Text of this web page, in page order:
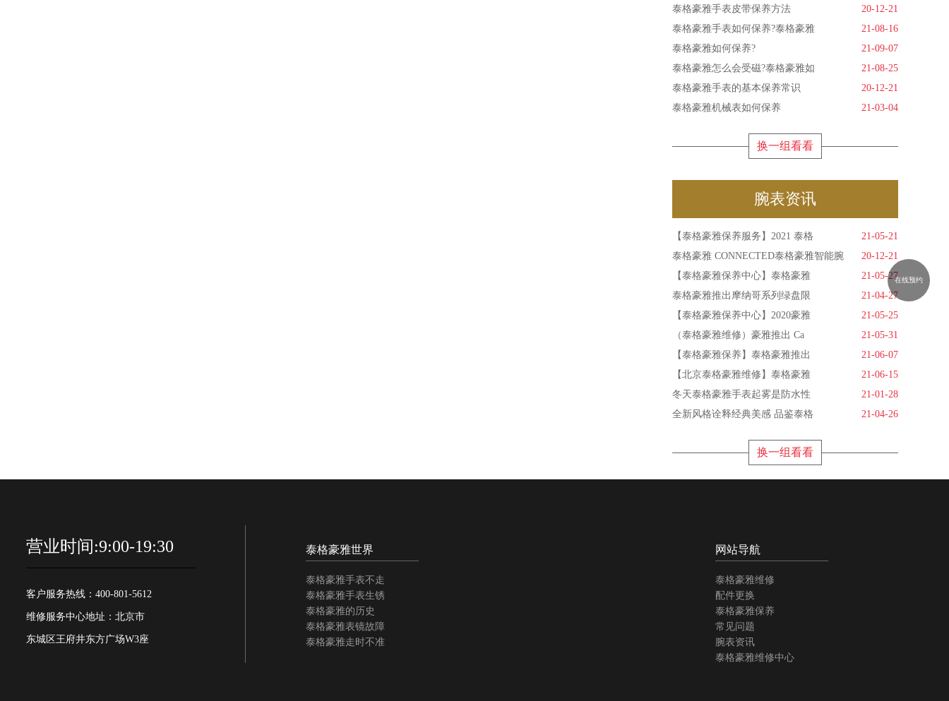
泰格豪雅手表皮带保养方法
20-12-21
泰格豪雅手表如何保养?泰格豪雅
21-08-16
泰格豪雅如何保养?
21-09-07
泰格豪雅怎么会受磁?泰格豪雅如
21-08-25
泰格豪雅手表的基本保养常识
20-12-21
泰格豪雅机械表如何保养
21-03-04
换一组看看
腕表资讯
【泰格豪雅保养服务】2021 泰格
21-05-21
泰格豪雅 CONNECTED泰格豪雅智能腕
20-12-21
【泰格豪雅保养中心】泰格豪雅
21-05-27
泰格豪雅推出摩纳哥系列绿盘限
21-04-27
【泰格豪雅保养中心】2020豪雅
21-05-25
（泰格豪雅维修）豪雅推出 Ca
21-05-31
【泰格豪雅保养】泰格豪雅推出
21-06-07
【北京泰格豪雅维修】泰格豪雅
21-06-15
冬天泰格豪雅手表起雾是防水性
21-01-28
全新风格诠释经典美感 品鉴泰格
21-04-26
换一组看看
营业时间:9:00-19:30
客户服务热线：400-801-5612
维修服务中心地址：北京市
东城区王府井东方广场W3座
泰格豪雅世界
泰格豪雅手表不走
泰格豪雅手表生锈
泰格豪雅的历史
泰格豪雅表镜故障
泰格豪雅走时不准
网站导航
泰格豪雅维修
配件更换
泰格豪雅保养
常见问题
腕表资讯
泰格豪雅维修中心
在线预约